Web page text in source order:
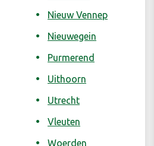
Nieuw Vennep
Nieuwegein
Purmerend
Uithoorn
Utrecht
Vleuten
Woerden